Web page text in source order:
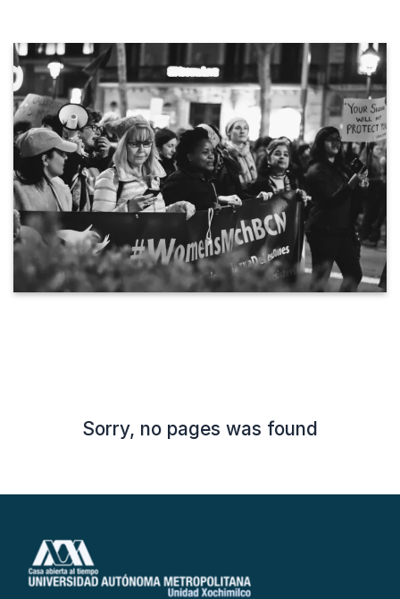
Sorry, no pages was found